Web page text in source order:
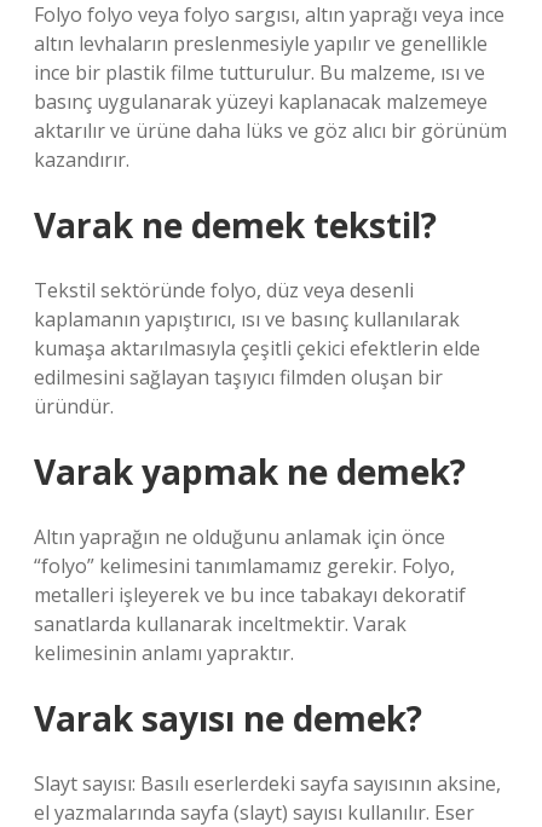
Folyo folyo veya folyo sargısı, altın yaprağı veya ince
altın levhaların preslenmesiyle yapılır ve genellikle
ince bir plastik filme tutturulur. Bu malzeme, ısı ve
basınç uygulanarak yüzeyi kaplanacak malzemeye
aktarılır ve ürüne daha lüks ve göz alıcı bir görünüm
kazandırır.
Varak ne demek tekstil?
Tekstil sektöründe folyo, düz veya desenli
kaplamanın yapıştırıcı, ısı ve basınç kullanılarak
kumaşa aktarılmasıyla çeşitli çekici efektlerin elde
edilmesini sağlayan taşıyıcı filmden oluşan bir
üründür.
Varak yapmak ne demek?
Altın yaprağın ne olduğunu anlamak için önce
“folyo” kelimesini tanımlamamız gerekir. Folyo,
metalleri işleyerek ve bu ince tabakayı dekoratif
sanatlarda kullanarak inceltmektir. Varak
kelimesinin anlamı yapraktır.
Varak sayısı ne demek?
Slayt sayısı: Basılı eserlerdeki sayfa sayısının aksine,
el yazmalarında sayfa (slayt) sayısı kullanılır. Eser